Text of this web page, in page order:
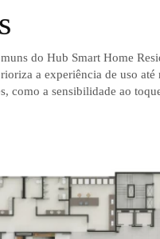
do Hub Smart Home
a experiência de uso até
como a sensibilidade ao